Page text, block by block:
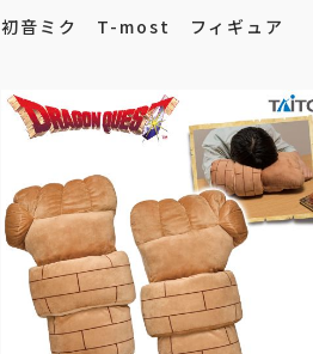
初音ミク T-most フィギュア